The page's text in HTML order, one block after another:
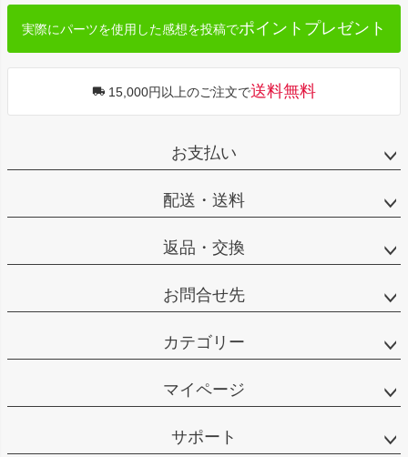
実際にパーツを使用した感想を投稿でポイントプレゼント
15,000円以上のご注文で送料無料
お支払い
配送・送料
返品・交換
お問合せ先
カテゴリー
マイページ
サポート